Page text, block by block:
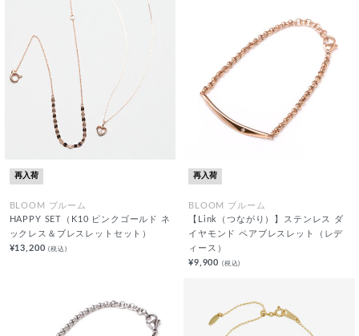
再入荷
BLOOM ブルーム
HAPPY SET（K10 ピンクゴールド ネ
ックレス＆ブレスレットセット）
¥13,200(税込)
再入荷
BLOOM ブルーム
【Link（つながり）】ステンレス ダ
イヤモンド ペアブレスレット（レデ
ィース）
¥9,900 (税込)